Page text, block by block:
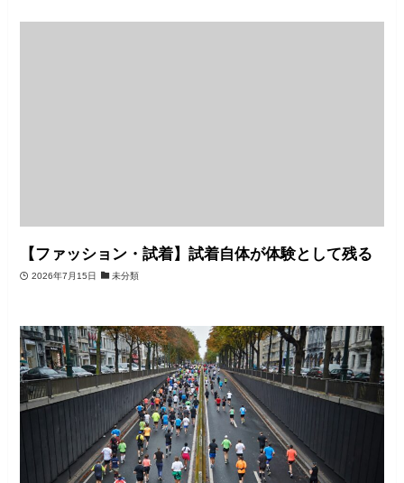
【ファッション・試着】試着自体が体験として残る
2026年7月15日 未分類